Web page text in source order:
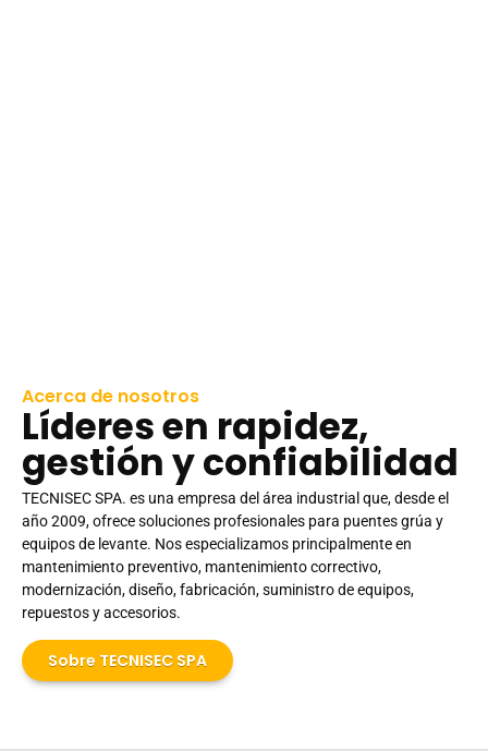
Acerca de nosotros
Líderes en rapidez,
gestión y confiabilidad
TECNISEC SPA. es una empresa del área industrial que, desde el
año 2009, ofrece soluciones profesionales para puentes grúa y
equipos de levante. Nos especializamos principalmente en
mantenimiento preventivo, mantenimiento correctivo,
modernización, diseño, fabricación, suministro de equipos,
repuestos y accesorios.
Sobre TECNISEC SPA